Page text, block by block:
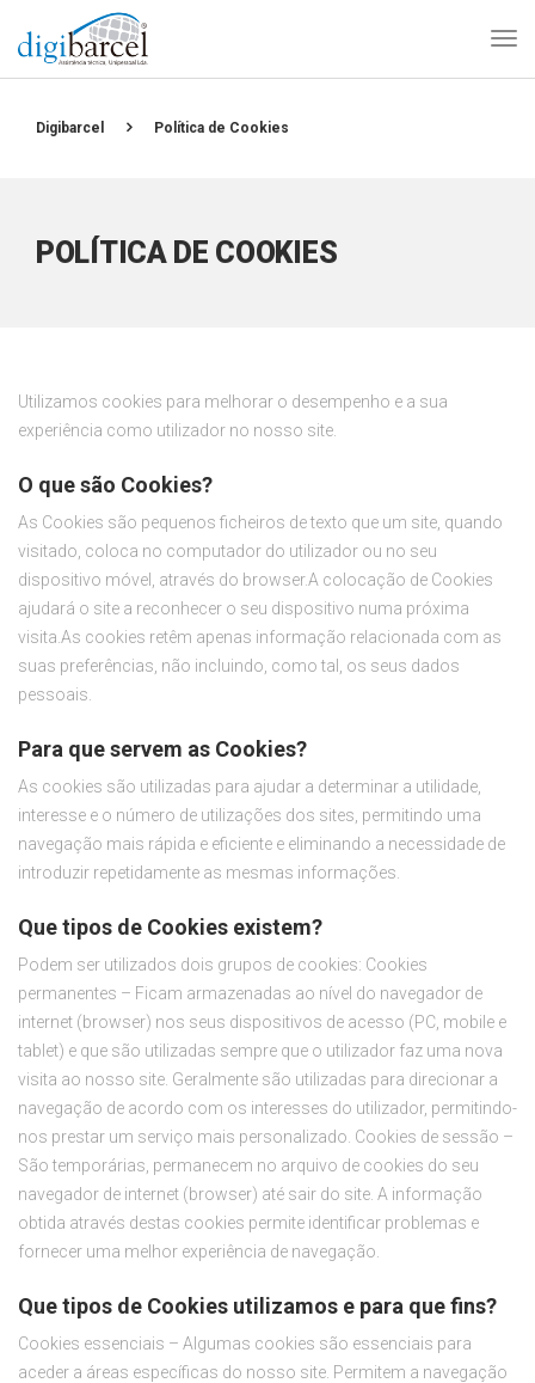
Digibarcel Política de Cookies
POLÍTICA DE COOKIES
Utilizamos cookies para melhorar o desempenho e a sua
experiência como utilizador no nosso site.
O que são Cookies?
As Cookies são pequenos ficheiros de texto que um site, quando
visitado, coloca no computador do utilizador ou no seu
dispositivo móvel, através do browser.A colocação de Cookies
ajudará o site a reconhecer o seu dispositivo numa próxima
visita.As cookies retêm apenas informação relacionada com as
suas preferências, não incluindo, como tal, os seus dados
pessoais.
Para que servem as Cookies?
As cookies são utilizadas para ajudar a determinar a utilidade,
interesse e o número de utilizações dos sites, permitindo uma
navegação mais rápida e eficiente e eliminando a necessidade de
introduzir repetidamente as mesmas informações.
Que tipos de Cookies existem?
Podem ser utilizados dois grupos de cookies: Cookies
permanentes – Ficam armazenadas ao nível do navegador de
internet (browser) nos seus dispositivos de acesso (PC, mobile e
tablet) e que são utilizadas sempre que o utilizador faz uma nova
visita ao nosso site. Geralmente são utilizadas para direcionar a
navegação de acordo com os interesses do utilizador, permitindo-
nos prestar um serviço mais personalizado. Cookies de sessão –
São temporárias, permanecem no arquivo de cookies do seu
navegador de internet (browser) até sair do site. A informação
obtida através destas cookies permite identificar problemas e
fornecer uma melhor experiência de navegação.
Que tipos de Cookies utilizamos e para que fins?
Cookies essenciais – Algumas cookies são essenciais para
aceder a áreas específicas do nosso site. Permitem a navegação